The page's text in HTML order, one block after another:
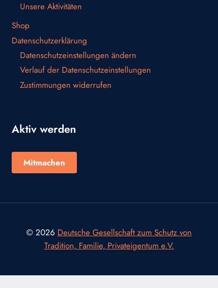
Unsere Aktivitäten
Shop
Datenschutzerklärung
Datenschutzeinstellungen ändern
Verlauf der Datenschutzeinstellungen
Zustimmungen widerrufen
Aktiv werden
Mitmachen
© 2026 Deutsche Gesellschaft zum Schutz von
Tradition, Familie, Privateigentum e.V.